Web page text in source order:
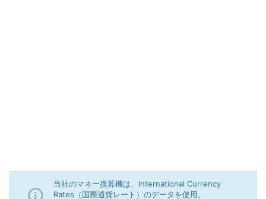
当社のマネー換算機は、International Currency
Rates（国際通貨レート）のデータを使用。